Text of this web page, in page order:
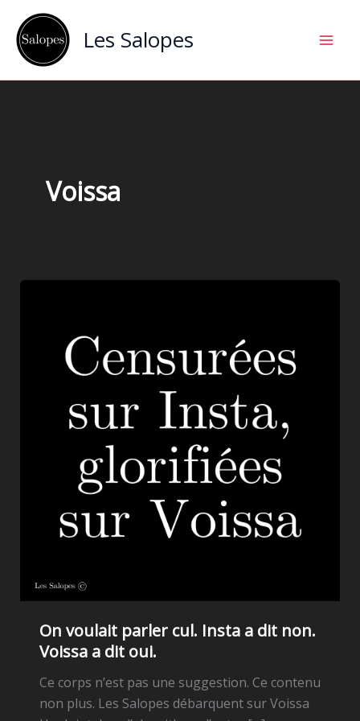
contenu
Les Salopes
Voissa
On voulait parler cul. Insta a dit non.
Voissa a dit oui.
Ce corps n’est pas une suggestion. Ce contenu
non plus. Les Salopes débarquent sur Voissa